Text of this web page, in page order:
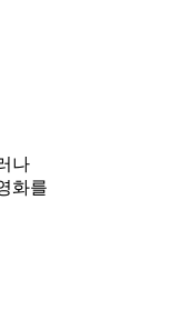
나
화를